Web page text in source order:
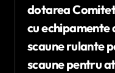
dotarea
cu echipamente
scaune rulante
scaune pentru